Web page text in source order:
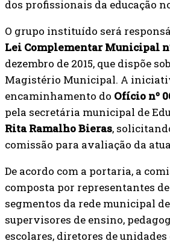
dos profissionais da educação
O grupo instituído será
Lei Complementar Municipal
dezembro de 2015, que dispõe
Magistério Municipal. A
encaminhamento do Ofício nº
pela secretária municipal de
Rita Ramalho Bieras,
comissão para avaliação da
De acordo com a portaria, a
composta por representantes
segmentos da rede municipal
supervisores de ensino,
escolares, diretores de unidades